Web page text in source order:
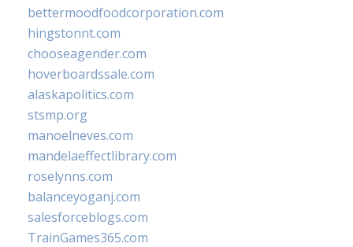
bettermoodfoodcorporation.com
hingstonnt.com
chooseagender.com
hoverboardssale.com
alaskapolitics.com
stsmp.org
manoelneves.com
mandelaeffectlibrary.com
roselynns.com
balanceyoganj.com
salesforceblogs.com
TrainGames365.com